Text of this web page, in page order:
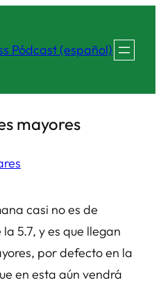
Pódcast (español)
mayores
casi no es de
5.7, y es que llegan
por defecto en la
en esta aún vendrá